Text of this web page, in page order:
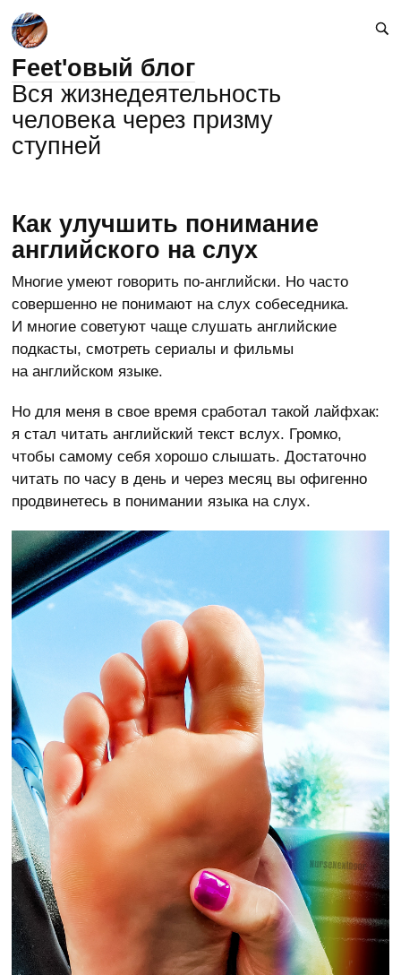
Feet'овый блог
Вся жизнедеятельность
человека через призму
ступней
Как улучшить понимание
английского на слух
Многие умеют говорить по-английски. Но часто
совершенно не понимают на слух собеседника.
И многие советуют чаще слушать английские
подкасты, смотреть сериалы и фильмы
на английском языке.
Но для меня в свое время сработал такой лайфхак:
я стал читать английский текст вслух. Громко,
чтобы самому себя хорошо слышать. Достаточно
читать по часу в день и через месяц вы офигенно
продвинетесь в понимании языка на слух.